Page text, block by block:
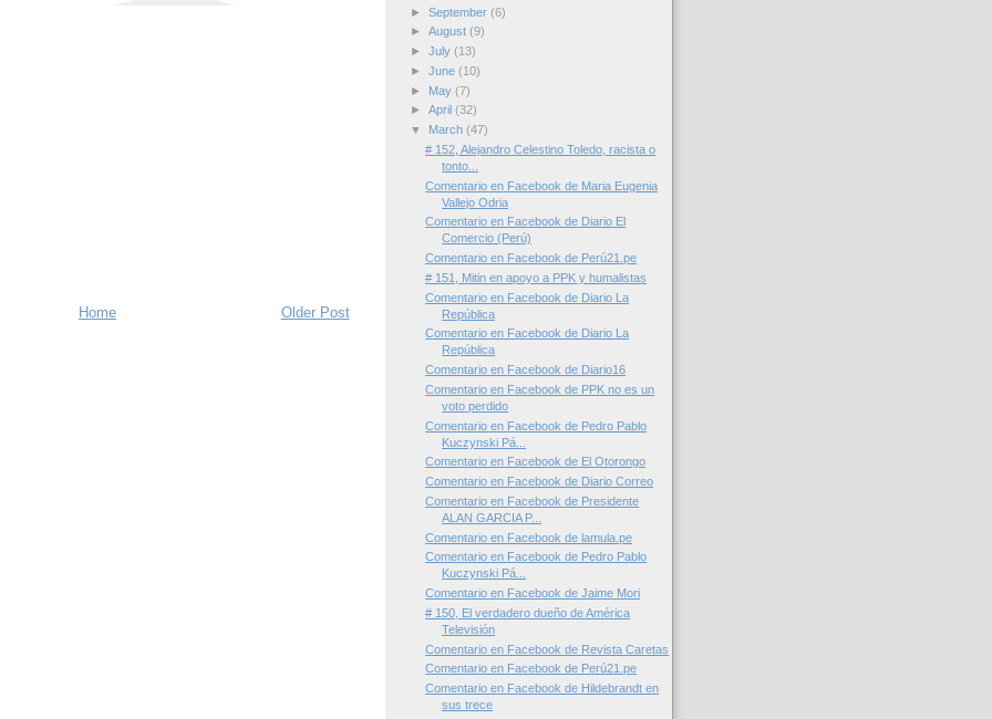
Older Post
Home
► September (6)
► August (9)
► July (13)
► June (10)
►
May (7)
► April (32)
▼
March (47)
# 152, Alejandro Celestino Toledo, racista o
tonto...
Comentario en Facebook de Maria Eugenia
Vallejo Odria
Comentario en Facebook de Diario El
Comercio (Perú)
Comentario en Facebook de Perú21.pe
# 151, Mitin en apoyo a PPK y humalistas
Comentario en Facebook de Diario La
República
Comentario en Facebook de Diario La
República
Comentario en Facebook de Diario16
Comentario en Facebook de PPK no es un
voto perdido
Comentario en Facebook de Pedro Pablo
Kuczynski Pá...
Comentario en Facebook de El Otorongo
Comentario en Facebook de Diario Correo
Comentario en Facebook de Presidente
ALAN GARCIA P...
Comentario en Facebook de lamula.pe
Comentario en Facebook de Pedro Pablo
Kuczynski Pá...
Comentario en Facebook de Jaime Mori
# 150, El verdadero dueño de América
Televisión
Comentario en Facebook de Revista Caretas
Comentario en Facebook de Perú21.pe
Comentario en Facebook de Hildebrandt en
sus trece